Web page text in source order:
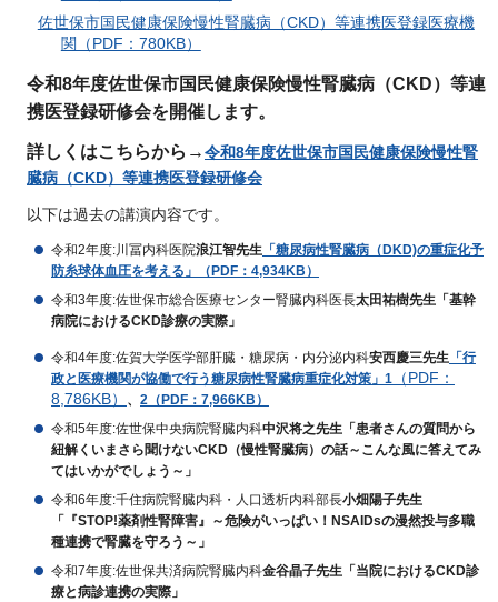
佐世保市国民健康保険慢性腎臓病（CKD）等連携医登録医療機
関（PDF：780KB）
令和8年度佐世保市国民健康保険慢性腎臓病（CKD）等連
携医登録研修会を開催します。
詳しくはこちらから→令和8年度佐世保市国民健康保険慢性腎
臓病（CKD）等連携医登録研修会
以下は過去の講演内容です。
令和2年度:川冨内科医院浪江智先生 「糖尿病性腎臓病（DKD)の重症化予
防糸球体血圧を考える」（PDF：4,934KB）
令和3年度:佐世保市総合医療センター腎臓内科医長太田祐樹先生「基幹
病院におけるCKD診療の実際」
令和4年度:佐賀大学医学部肝臓・糖尿病・内分泌内科安西慶三先生 「行
政と医療機関が協働で行う糖尿病性腎臓​​​​​​病重症化対策」1 （PDF：
8,786KB）
、 2（PDF：7,966KB）
令和5年度:佐世保中央病院腎臓内科中沢将之先生「患者さんの質問から
紐解くいまさら聞けないCKD（慢性腎臓病）の話～こんな風に答えてみ
てはいかがでしょう～」
令和6年度:千住病院腎臓内科・人口透析内科部長小畑陽子先生
「『STOP!薬剤性腎障害』～危険がいっぱい！NSAIDsの漫然投与多職
種連携で腎臓を守ろう～」
令和7年度:佐世保共済病院腎臓内科金谷晶子先生「当院におけるCKD診
療と病診連携の実際」